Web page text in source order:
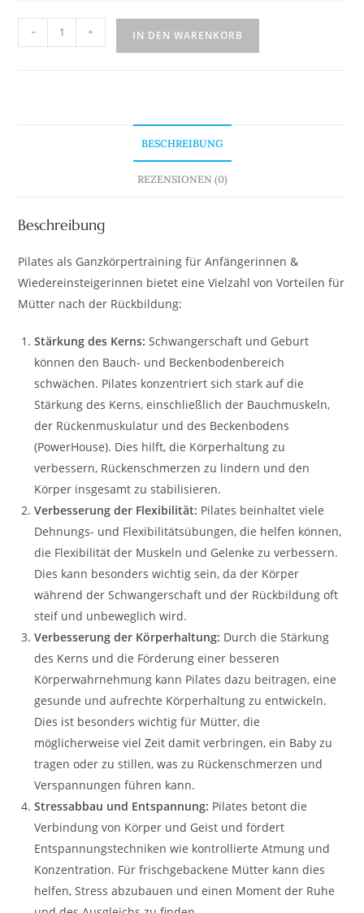
- + IN DEN WARENKORB
BESCHREIBUNG
REZENSIONEN (0)
Beschreibung
Pilates als Ganzkörpertraining für Anfängerinnen &
Wiedereinsteigerinnen bietet eine Vielzahl von Vorteilen für
Mütter nach der Rückbildung:
Stärkung des Kerns: Schwangerschaft und Geburt
können den Bauch- und Beckenbodenbereich
schwächen. Pilates konzentriert sich stark auf die
Stärkung des Kerns, einschließlich der Bauchmuskeln,
der Rückenmuskulatur und des Beckenbodens
(PowerHouse). Dies hilft, die Körperhaltung zu
verbessern, Rückenschmerzen zu lindern und den
Körper insgesamt zu stabilisieren.
Verbesserung der Flexibilität: Pilates beinhaltet viele
Dehnungs- und Flexibilitätsübungen, die helfen können,
die Flexibilität der Muskeln und Gelenke zu verbessern.
Dies kann besonders wichtig sein, da der Körper
während der Schwangerschaft und der Rückbildung oft
steif und unbeweglich wird.
Verbesserung der Körperhaltung: Durch die Stärkung
des Kerns und die Förderung einer besseren
Körperwahrnehmung kann Pilates dazu beitragen, eine
gesunde und aufrechte Körperhaltung zu entwickeln.
Dies ist besonders wichtig für Mütter, die
möglicherweise viel Zeit damit verbringen, ein Baby zu
tragen oder zu stillen, was zu Rückenschmerzen und
Verspannungen führen kann.
Stressabbau und Entspannung: Pilates betont die
Verbindung von Körper und Geist und fördert
Entspannungstechniken wie kontrollierte Atmung und
Konzentration. Für frischgebackene Mütter kann dies
helfen, Stress abzubauen und einen Moment der Ruhe